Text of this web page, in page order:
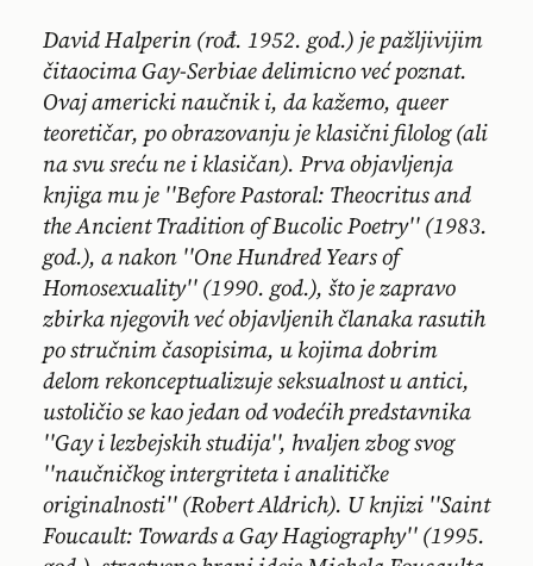
David Halperin (rođ. 1952. god.) je pažljivijim
čitaocima Gay-Serbiae delimicno već poznat.
Ovaj americki naučnik i, da kažemo, queer
teoretičar, po obrazovanju je klasični filolog (ali
na svu sreću ne i klasičan). Prva objavljenja
knjiga mu je ''Before Pastoral: Theocritus and
the Ancient Tradition of Bucolic Poetry'' (1983.
god.), a nakon ''One Hundred Years of
Homosexuality'' (1990. god.), što je zapravo
zbirka njegovih već objavljenih članaka rasutih
po stručnim časopisima, u kojima dobrim
delom rekonceptualizuje seksualnost u antici,
ustoličio se kao jedan od vodećih predstavnika
''Gay i lezbejskih studija'', hvaljen zbog svog
''naučničkog intergriteta i analitičke
originalnosti'' (Robert Aldrich). U knjizi ''Saint
Foucault: Towards a Gay Hagiography'' (1995.